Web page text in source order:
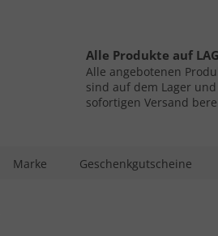
Alle Produkte auf
Alle angebotenen
sind auf dem Lager
sofortigen Versand
Marke Geschenkgutscheine